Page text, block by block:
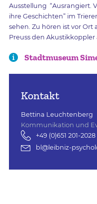
Ausstellung “Ausrangiert.
ihre Geschichten” im
sehen. Zu hören ist vor
Preuss den
Stadtmuseum
Kontakt
Bettina Leuchtenberg
Kommunikation und
+49 (0)651 201-2028
bl@leibniz-